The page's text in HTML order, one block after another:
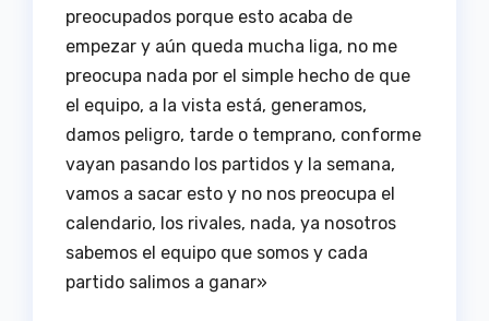
preocupados porque esto acaba de
empezar y aún queda mucha liga, no me
preocupa nada por el simple hecho de que
el equipo, a la vista está, generamos,
damos peligro, tarde o temprano, conforme
vayan pasando los partidos y la semana,
vamos a sacar esto y no nos preocupa el
calendario, los rivales, nada, ya nosotros
sabemos el equipo que somos y cada
partido salimos a ganar»